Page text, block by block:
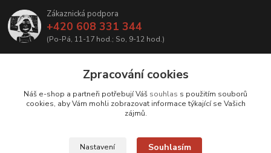
Zákaznická podpora
+420 608 331 344
(Po-Pá, 11-17 hod.; So, 9-12 hod.)
Upravit sběr cookies.
Zpracování cookies
Náš e-shop a partneři potřebují Váš souhlas s použitím souborů
cookies, aby Vám mohli zobrazovat informace týkající se Vašich
zájmů.
Nastavení Souhlasím